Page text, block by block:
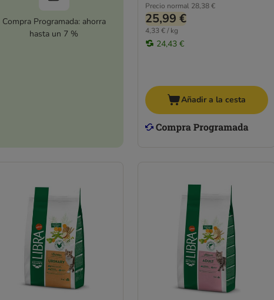
Compra Programada: ahorra
hasta un 7 %
Precio normal 28,38 €
25,99 €
4,33 € / kg
24,43 €
Añadir a la cesta